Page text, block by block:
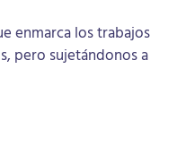
enmarca los trabajos
pero sujetándonos a